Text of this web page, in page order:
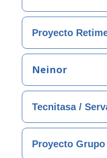
Proyecto
Neinor
Tecnitasa /
Proyecto